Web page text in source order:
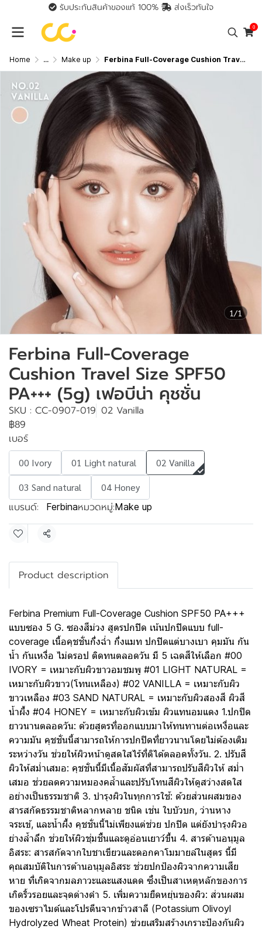
รับประกันสินค้าของแท้ 100% ส่งเร็วทันใจ
0
Home ... Make up Ferbina Full-Coverage Cushion Travel Size SPF50 PA+++ (5g) เฟอบีน่า คุชชั่น
1/1
Ferbina Full-Coverage
Cushion Travel Size SPF50
PA+++ (5g) เฟอบีน่า คุชชั่น
SKU : CC-0907-019 02 Vanilla
฿89
เบอร์
00 Ivory 01 Light natural
02 Vanilla
03 Sand natural
04 Honey
แบรนด์: Ferbinaหมวดหมู่:Make up
แชร์
Product description
Ferbina Premium Full-Coverage Cushion SPF50 PA+++
แบบซอง 5 G. ซองสีม่วง สูตรปกปิด เน้นปกปิดแบบ full-
coverage เนื้อคุชชั่นกึ่งฉ่ำ กึ่งแมท ปกปิดแต่บางเบา คุมมัน กัน
น้ำ กันเหงื่อ ไม่ดรอป ติดทนตลอดวัน มี 5 เฉดสีให้เลือก #00
IVORY = เหมาะกับผิวขาวอมชมพู #01 LIGHT NATURAL =
เหมาะกับผิวขาว(โทนเหลือง) #02 VANILLA = เหมาะกับผิว
ขาวเหลือง #03 SAND NATURAL = เหมาะกับผิวสองสี ผิวสี
น้ำผึ้ง #04 HONEY = เหมาะกับผิวเข้ม ผิวแทนอมแดง 1.ปกปิด
ยาวนานตลอดวัน: ด้วยสูตรที่ออกแบบมาให้ทนทานต่อเหงื่อและ
ความมัน คุชชั่นนี้สามารถให้การปกปิดที่ยาวนานโดยไม่ต้องเติม
ระหว่างวัน ช่วยให้ผิวหน้าดูสดใสไร้ที่ติได้ตลอดทั้งวัน. 2. ปรับสี
ผิวให้สมํ่าเสมอ: คุชชั่นนี้มีเนื้อสัมผัสที่สามารถปรับสีผิวให้ สมํ่า
เสมอ ช่วยลดความหมองคลํ้าและปรับโทนสีผิวให้ดูสว่างสดใส
อย่างเป็นธรรมชาติ 3. บํารุงผิวในทุกการใช้: ด้วยส่วนผสมของ
สารสกัดธรรมชาติหลากหลาย ชนิด เช่น ใบบัวบก, ว่านหาง
จระเข้, และนํ้าผึ้ง คุชชั่นนี้ไม่เพียงแต่ช่วย ปกปิด แต่ยังบํารุงผิวอ
ย่างลํ้าลึก ช่วยให้ผิวชุ่มชื้นและดูอ่อนเยาว์ขึ้น 4. สารต้านอนุมูล
อิสระ: สารสกัดจากใบชาเขียวและดอกคาโมมายล์ในสูตร นี้มี
คุณสมบัติในการต้านอนุมูลอิสระ ช่วยปกป้องผิวจากความเสีย
หาย ที่เกิดจากมลภาวะและแสงแดด ซึ่งเป็นสาเหตุหลักของการ
เกิดริ้วรอยและจุดด่างดํา 5. เพิ่มความยืดหยุ่นของผิว: ส่วนผสม
ของเซราไมด์และโปรตีนจากข้าวสาลี (Potassium Olivoyl
Hydrolyzed Wheat Protein) ช่วยเสริมสร้างเกราะป้องกันผิว